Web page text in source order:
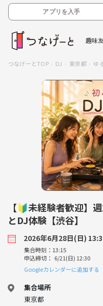
アプリを入手
趣味
つなげーとTOP DJ 東京都 ゆ
【🔰未経験者歓迎】
とDJ体験【渋谷】
2026年6月28日(日)
集合時刻：13:15
申込締切： 6/21(日) 12:30
Googleカレンダーに追加する
集合場所
東京都